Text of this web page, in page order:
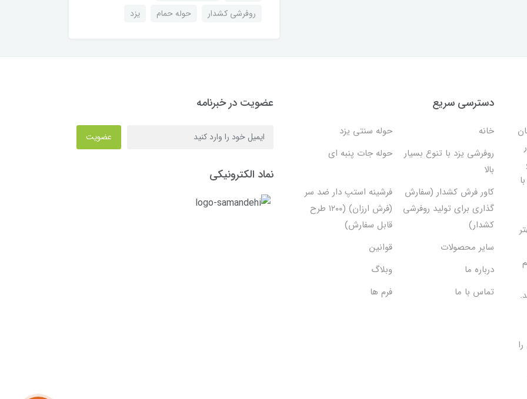
روفرشی کشدار
حوله حمام یزد
دسترسی سریع
خانه
حوله سنتی یزد
روفرشی یزد با تنوع بسیار
بالا
حوله جات پنبه ای
کاور فرش کشدار (سفارش
گذاری برای تولید روفرشی
کشدار)
فرشینه استپ دار ضد سر
(فرش ارزان) (۱۲۰۰ طرح
قابل سفارش)
سایر محصولات
قوانین
درباره ما
وبلاگ
تماس با ما
فرم ها
عضویت در خبرنامه
عضویت
نماد الکترونیکی